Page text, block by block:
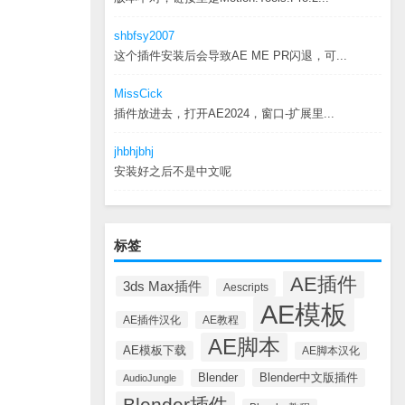
shbfsy2007
这个插件安装后会导致AE ME PR闪退，可...
MissCick
插件放进去，打开AE2024，窗口-扩展里...
jhbhjbhj
安装好之后不是中文呢
标签
3ds Max插件 Aescripts AE插件
AE插件汉化 AE教程 AE模板
AE模板下载 AE脚本 AE脚本汉化
AudioJungle Blender Blender中文版插件